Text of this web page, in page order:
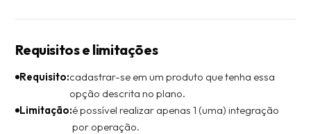
Requisitos e limitações
Requisito:cadastrar-se em um produto que tenha essa
opção descrita no plano.
Limitação:é possível realizar apenas 1 (uma) integração
por operação.